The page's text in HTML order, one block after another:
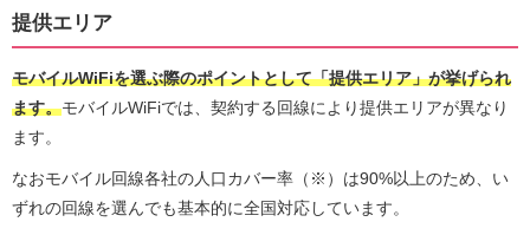
提供エリア
モバイルWiFiを選ぶ際のポイントとして「提供エリア」が挙げられ
ます。モバイルWiFiでは、契約する回線により提供エリアが異なり
ます。
なおモバイル回線各社の人口カバー率（※）は90%以上のため、い
ずれの回線を選んでも基本的に全国対応しています。